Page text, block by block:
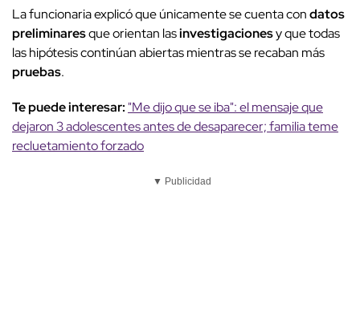
La funcionaria explicó que únicamente se cuenta condatos
preliminaresque orientan lasinvestigacionesy que todas
las hipótesis continúan abiertas mientras se recaban más
pruebas.
Te puede interesar: "Me dijo que se iba": el mensaje que
dejaron 3 adolescentes antes de desaparecer; familia teme
recluetamiento forzado
▼ Publicidad